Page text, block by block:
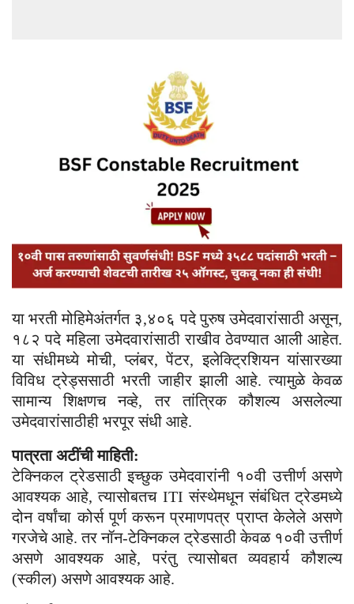
या भरती मोहिमेअंतर्गत ३,४०६ पदे पुरुष उमेदवारांसाठी असून,
१८२ पदे महिला उमेदवारांसाठी राखीव ठेवण्यात आली आहेत.
या संधीमध्ये मोची, प्लंबर, पेंटर, इलेक्ट्रिशियन यांसारख्या
विविध ट्रेड्ससाठी भरती जाहीर झाली आहे. त्यामुळे केवळ
सामान्य शिक्षणच नव्हे, तर तांत्रिक कौशल्य असलेल्या
उमेदवारांसाठीही भरपूर संधी आहे.
पात्रता अटींची माहिती:
टेक्निकल ट्रेडसाठी इच्छुक उमेदवारांनी १०वी उत्तीर्ण असणे
आवश्यक आहे, त्यासोबतच ITI संस्थेमधून संबंधित ट्रेडमध्ये
दोन वर्षांचा कोर्स पूर्ण करून प्रमाणपत्र प्राप्त केलेले असणे
गरजेचे आहे. तर नॉन-टेक्निकल ट्रेडसाठी केवळ १०वी उत्तीर्ण
असणे आवश्यक आहे, परंतु त्यासोबत व्यवहार्य कौशल्य
(स्कील) असणे आवश्यक आहे.